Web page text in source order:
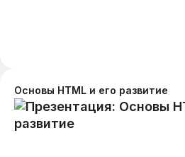
Основы HTML и его развитие